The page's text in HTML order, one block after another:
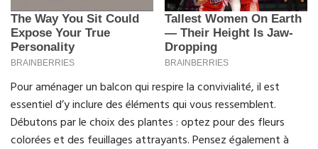
Pour aménager un balcon qui respire la convivialité, il est
essentiel d’y inclure des éléments qui vous ressemblent.
Débutons par le choix des plantes : optez pour des fleurs
colorées et des feuillages attrayants. Pensez également à